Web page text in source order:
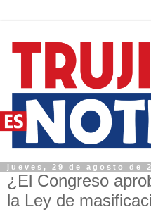
jueves, 29 de agosto de
¿El Congreso
la Ley de